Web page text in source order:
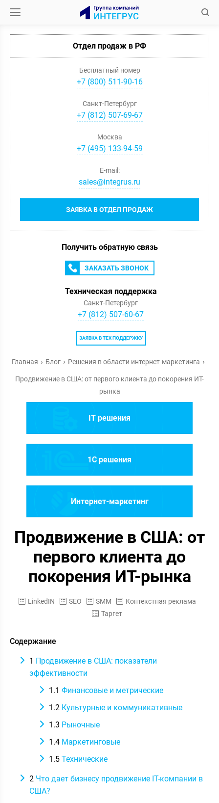
Отдел продаж в РФ
Бесплатный номер
+7 (800) 511-90-16
Санкт-Петербург
+7(812) 507-69-67
Москва
+7(495) 133-94-59
ЗАЯВКА В ОТДЕЛ ПРОДАЖ
E-mail:
sales@integrus.ru
Получить обратную связь
ЗАКАЗАТЬ ЗВОНОК
Техническая поддержка
Санкт-Петербург
+7 (812) 507-60-67
ЗАЯВКА В ТЕХ ПОДДЕРЖКУ
Главная Блог Решения в области интернет-маркетинга
Продвижение в США: от первого клиента до покорения ИТ-
рынка
IT решения
1C решения
Интернет-маркетинг
Продвижение в США: от
первого клиента до
покорения ИТ-рынка
LinkedIN SEO SMM
Контекстная реклама
Таргет
Содержание
1 Продвижение в США: показатели
эффективности
1.1 Финансовые и метрические
1.2 Культурные и коммуникативные
1.3 Рыночные
1.4 Маркетинговые
1.5 Технические
2 Что дает бизнесу продвижение IT-компании в
США?